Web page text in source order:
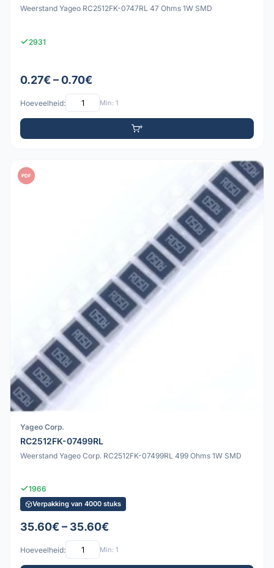
Weerstand Yageo RC2512FK-0747RL 47 Ohms 1W SMD
2931
0.27€ – 0.70€
Hoeveelheid: Min: 1
PDF
Yageo Corp.
RC2512FK-07499RL
Weerstand Yageo Corp. RC2512FK-07499RL 499 Ohms 1W SMD
1966
Verpakking van 4000 stuks
35.60€ – 35.60€
Hoeveelheid: Min: 1